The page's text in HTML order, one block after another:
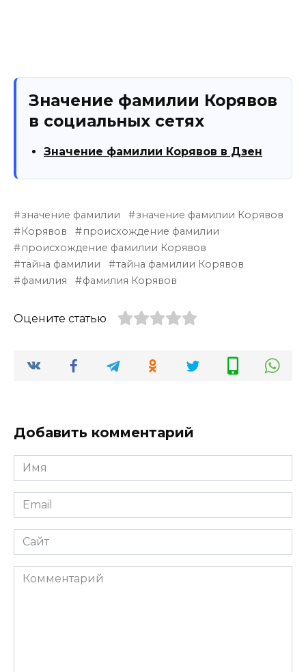
Значение фамилии Корявов
в социальных сетях
Значение фамилии Корявов в Дзен
значение фамилии
значение фамилии Корявов
Корявов
происхождение фамилии
происхождение фамилии Корявов
тайна фамилии
тайна фамилии Корявов
фамилия
фамилия Корявов
Оцените статью
Добавить комментарий
Имя
*
Email
*
Сайт
Комментарий